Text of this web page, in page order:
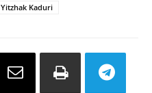
Yitzhak Kaduri